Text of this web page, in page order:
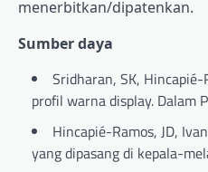
menerbitkan/dipatenkan.
Sumber daya
Sridharan, SK,
profil warna display. Dalam
Hincapié-Ramos, JD,
yang dipasang di kepala-